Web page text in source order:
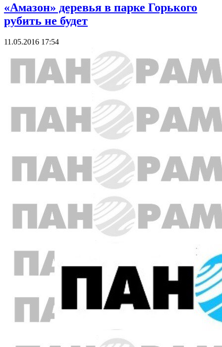
«Амазон» деревья в парке Горького
рубить не будет
11.05.2016 17:54